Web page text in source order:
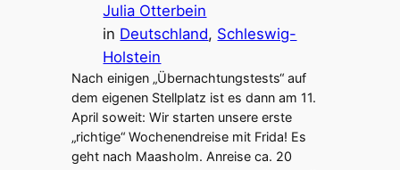
Julia Otterbein
in Deutschland, Schleswig-
Holstein
Nach einigen „Übernachtungstests“ auf
dem eigenen Stellplatz ist es dann am 11.
April soweit: Wir starten unsere erste
„richtige“ Wochenendreise mit Frida! Es
geht nach Maasholm. Anreise ca. 20